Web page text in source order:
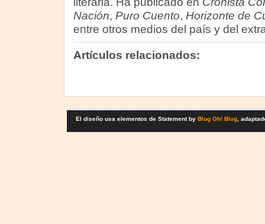
Nación, Puro Cuento, Horizonte de
entre otros medios del país y del
Artículos relacionados:
El diseño usa elementos de Statement by Blog Oh! Blog,